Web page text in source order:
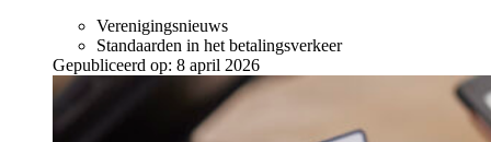
Verenigingsnieuws
Standaarden in het betalingsverkeer
Gepubliceerd op: 8 april 2026